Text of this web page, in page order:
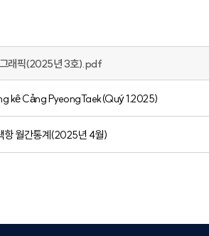
그래픽(2025년 3호).pdf
kê Cảng PyeongTaek(Quý 1.2025)
항 월간통계(2025년 4월)